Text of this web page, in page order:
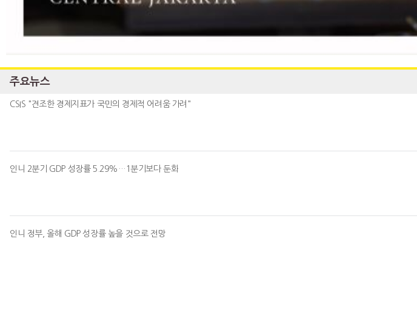
주요뉴스
CSIS "견조한 경제지표가 국민의 경제적 어려움 가려"
인니 2분기 GDP 성장률 5.29%…1분기보다 둔화
인니 정부, 올해 GDP 성장률 높을 것으로 전망